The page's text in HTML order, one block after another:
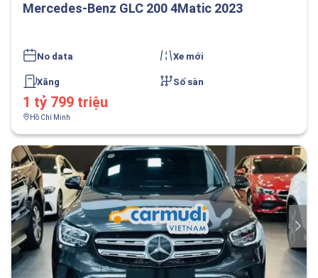
Mercedes-Benz GLC 200 4Matic 2023
No data Xe mới
Xăng Số sàn
1 tỷ 799 triệu
Hồ Chí Minh